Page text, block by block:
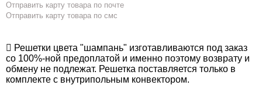
Отправить карту товара по почте
Отправить карту товара по смс
Решетки цвета "шампань" изготавливаются под заказ
со 100%-ной предоплатой и именно поэтому возврату и
обмену не подлежат. Решетка поставляется только в
комплекте с внутрипольным конвектором.